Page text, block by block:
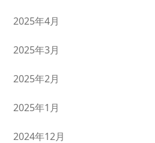
2025年4月
2025年3月
2025年2月
2025年1月
2024年12月